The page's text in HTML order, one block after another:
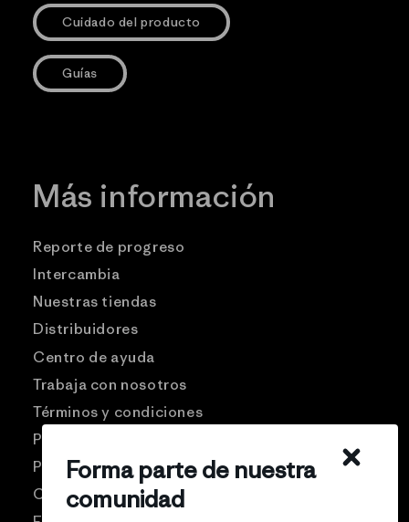
Cuidado del producto
Guías
Más información
Reporte de progreso
Intercambia
Nuestras tiendas
Distribuidores
Centro de ayuda
Trabaja con nosotros
Términos y condiciones
Patagonia USA
Preguntas frecuentes
Comunidad Pro
Forma parte de nuestra
comunidad